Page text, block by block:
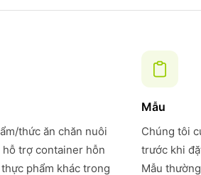
thức ăn chăn nuôi
trợ container hỗn
phẩm khác trong
Mẫu
Chúng tôi
trước khi
Mẫu